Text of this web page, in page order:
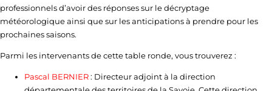
professionnels d’avoir des réponses sur le décryptage
météorologique ainsi que sur les anticipations à prendre pour les
prochaines saisons.
Parmi les intervenants de cette table ronde, vous trouverez :
Pascal BERNIER: Directeur adjoint à la direction